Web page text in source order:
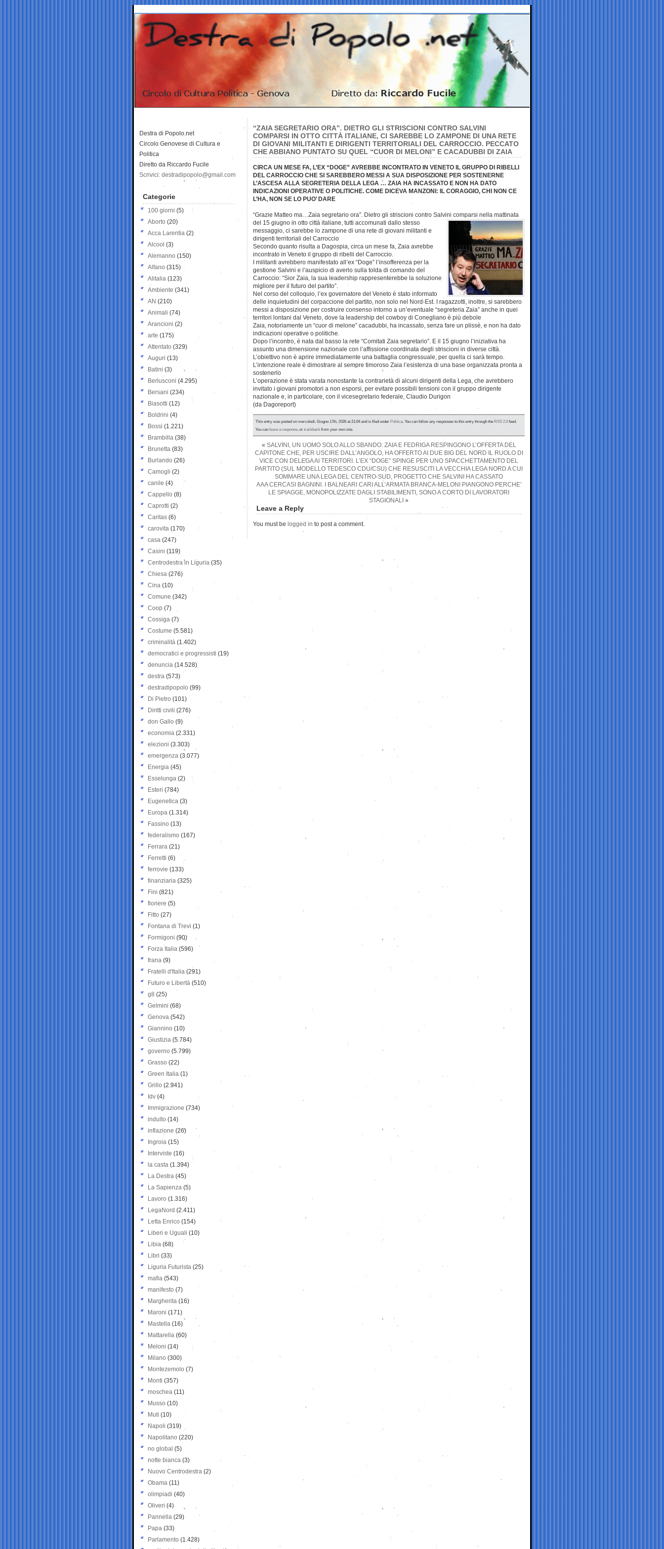
“ZAIA SEGRETARIO ORA”. DIETRO GLI STRISCIONI CONTRO SALVINI
COMPARSI IN OTTO CITTÀ ITALIANE, CI SAREBBE LO ZAMPONE DI UNA RETE
DI GIOVANI MILITANTI E DIRIGENTI TERRITORIALI DEL CARROCCIO. PECCATO
CHE ABBIANO PUNTATO SU QUEL “CUOR DI MELONI” E CACADUBBI DI ZAIA
CIRCA UN MESE FA, L’EX “DOGE” AVREBBE INCONTRATO IN VENETO IL GRUPPO DI RIBELLI
DEL CARROCCIO CHE SI SAREBBERO MESSI A SUA DISPOSIZIONE PER SOSTENERNE
L’ASCESA ALLA SEGRETERIA DELLA LEGA … ZAIA HA INCASSATO E NON HA DATO
INDICAZIONI OPERATIVE O POLITICHE. COME DICEVA MANZONI: IL CORAGGIO, CHI NON CE
L’HA, NON SE LO PUO’ DARE
“Grazie Matteo ma…Zaia segretario ora”. Dietro gli striscioni contro Salvini comparsi nella mattinata
del 15 giugno in otto città italiane, tutti accomunati dallo stesso
messaggio, ci sarebbe lo zampone di una rete di giovani militanti e
dirigenti territoriali del Carroccio
Secondo quanto risulta a Dagospia, circa un mese fa, Zaia avrebbe
incontrato in Veneto il gruppo di ribelli del Carroccio.
I militanti avrebbero manifestato all’ex “Doge” l’insofferenza per la
gestione Salvini e l’auspicio di averlo sulla tolda di comando del
Carroccio: “Sior Zaia, la sua leadership rappresenterebbe la soluzione
migliore per il futuro del partito”.
Nel corso del colloquio, l’ex governatore del Veneto è stato informato
delle inquietudini del corpaccione del partito, non solo nel Nord-Est. I ragazzotti, inoltre, si sarebbero
messi a disposizione per costruire consenso intorno a un’eventuale “segreteria Zaia” anche in quei
territori lontani dal Veneto, dove la leadership del cowboy di Conegliano è più debole
Zaia, notoriamente un “cuor di melone” cacadubbi, ha incassato, senza fare un plissè, e non ha dato
indicazioni operative o politiche.
Dopo l’incontro, è nata dal basso la rete “Comitati Zaia segretario”. E il 15 giugno l’iniziativa ha
assunto una dimensione nazionale con l’affissione coordinata degli striscioni in diverse città.
L’obiettivo non è aprire immediatamente una battaglia congressuale, per quella ci sarà tempo.
L’intenzione reale è dimostrare al sempre timoroso Zaia l’esistenza di una base organizzata pronta a
sostenerlo
L’operazione è stata varata nonostante la contrarietà di alcuni dirigenti della Lega, che avrebbero
invitato i giovani promotori a non esporsi, per evitare possibili tensioni con il gruppo dirigente
nazionale e, in particolare, con il vicesegretario federale, Claudio Durigon
(da Dagoreport)
This entry was posted on mercoledì, Giugno 17th, 2026 at 21:04 and is filed underPolitica. You can follow any responses to this entry through theRSS 2.0feed.
You canleave a response, ortrackbackfrom your own site.
« SALVINI, UN UOMO SOLO ALLO SBANDO: ZAIA E FEDRIGA RESPINGONO L’OFFERTA DEL
CAPITONE CHE, PER USCIRE DALL’ANGOLO, HA OFFERTO AI DUE BIG DEL NORD IL RUOLO DI
VICE CON DELEGA AI TERRITORI. L’EX “DOGE” SPINGE PER UNO SPACCHETTAMENTO DEL
PARTITO (SUL MODELLO TEDESCO CDU/CSU) CHE RESUSCITI LA VECCHIA LEGA NORD A CUI
SOMMARE UNA LEGA DEL CENTRO-SUD, PROGETTO CHE SALVINI HA CASSATO
AAA CERCASI BAGNINI. I BALNEARI CARI ALL’ARMATA BRANCA-MELONI PIANGONO PERCHE’
LE SPIAGGE, MONOPOLIZZATE DAGLI STABILIMENTI, SONO A CORTO DI LAVORATORI
STAGIONALI »
Leave a Reply
You must be logged in to post a comment.
Destra di Popolo.net
Circolo Genovese di Cultura e
Politica
Diretto da Riccardo Fucile
Scrivici: destradipopolo@gmail.com
Categorie
100 giorni (5)
Aborto (20)
Acca Larentia (2)
Alcool (3)
Alemanno (150)
Alfano (315)
Alitalia (123)
Ambiente (341)
AN (210)
Animali (74)
Arancioni (2)
arte (175)
Attentato (329)
Auguri (13)
Batini (3)
Berlusconi (4.295)
Bersani (234)
Biasotti (12)
Boldrini (4)
Bossi (1.221)
Brambilla (38)
Brunetta (83)
Burlando (26)
Camogli (2)
canile (4)
Cappello (8)
Caprotti (2)
Caritas (6)
carovita (170)
casa (247)
Casini (119)
Centrodestra in Liguria (35)
Chiesa (276)
Cina (10)
Comune (342)
Coop (7)
Cossiga (7)
Costume (5.581)
criminalità (1.402)
democratici e progressisti (19)
denuncia (14.528)
destra (573)
destradipopolo (99)
Di Pietro (101)
Diritti civili (276)
don Gallo (9)
economia (2.331)
elezioni (3.303)
emergenza (3.077)
Energia (45)
Esselunga (2)
Esteri (784)
Eugenetica (3)
Europa (1.314)
Fassino (13)
federalismo (167)
Ferrara (21)
Ferretti (6)
ferrovie (133)
finanziaria (325)
Fini (821)
fioriere (5)
Fitto (27)
Fontana di Trevi (1)
Formigoni (90)
Forza Italia (596)
frana (9)
Fratelli d'Italia (291)
Futuro e Libertà (510)
g8 (25)
Gelmini (68)
Genova (542)
Giannino (10)
Giustizia (5.784)
governo (5.799)
Grasso (22)
Green Italia (1)
Grillo (2.941)
Idv (4)
Immigrazione (734)
indulto (14)
inflazione (26)
Ingroia (15)
Interviste (16)
la casta (1.394)
La Destra (45)
La Sapienza (5)
Lavoro (1.316)
LegaNord (2.411)
Letta Enrico (154)
Liberi e Uguali (10)
Libia (68)
Libri (33)
Liguria Futurista (25)
mafia (543)
manifesto (7)
Margherita (16)
Maroni (171)
Mastella (16)
Mattarella (60)
Meloni (14)
Milano (300)
Montezemolo (7)
Monti (357)
moschea (11)
Musso (10)
Muti (10)
Napoli (319)
Napolitano (220)
no global (5)
notte bianca (3)
Nuovo Centrodestra (2)
Obama (11)
olimpiadi (40)
Oliveri (4)
Pannella (29)
Papa (33)
Parlamento (1.428)